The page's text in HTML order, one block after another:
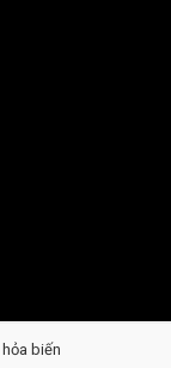
biến